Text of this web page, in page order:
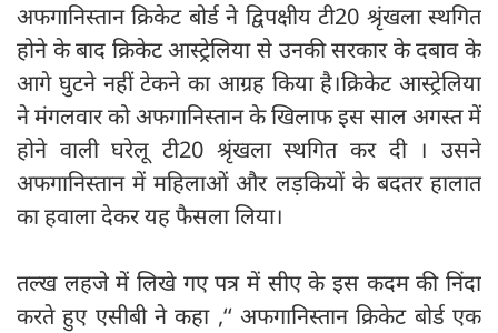
अफगानिस्तान क्रिकेट बोर्ड ने द्विपक्षीय टी20 श्रृंखला स्थगित
होने के बाद क्रिकेट आस्ट्रेलिया से उनकी सरकार के दबाव के
आगे घुटने नहीं टेकने का आग्रह किया है।क्रिकेट आस्ट्रेलिया
ने मंगलवार को अफगानिस्तान के खिलाफ इस साल अगस्त में
होने वाली घरेलू टी20 श्रृंखला स्थगित कर दी । उसने
अफगानिस्तान में महिलाओं और लड़कियों के बदतर हालात
का हवाला देकर यह फैसला लिया।
तल्ख लहजे में लिखे गए पत्र में सीए के इस कदम की निंदा
करते हुए एसीबी ने कहा ,‘‘ अफगानिस्तान क्रिकेट बोर्ड एक